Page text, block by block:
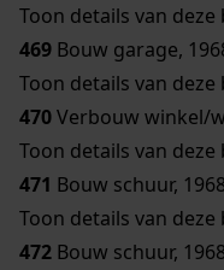
Toon details van
469 Bouw garage,
Toon details van
470Verbouw winkel/
Toon details van
471 Bouw schuur, 1968
Toon details van
472 Bouw schuur, 1968